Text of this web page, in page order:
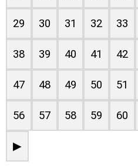
29 30 31 32 33
38 39 40 41 42
47 48 49 50 51
56 57 58 59 60
▶